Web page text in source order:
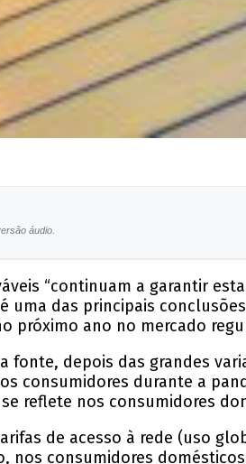
áudio.
“continuam a garantir
uma das principais
próximo ano no mercado
fonte, depois das grandes
consumidores durante a
reflete nos consumidores
de acesso à rede (uso
nos consumidores